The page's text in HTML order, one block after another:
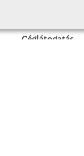
Céglátogatás